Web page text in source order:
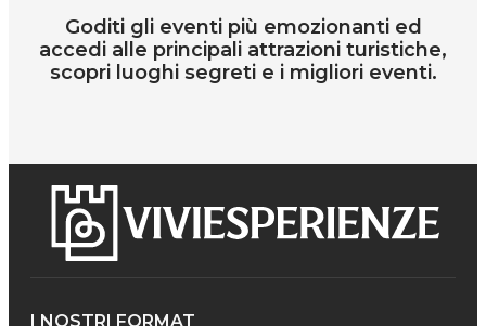
Goditi gli eventi più emozionanti ed
accedi alle principali attrazioni turistiche,
scopri luoghi segreti e i migliori eventi.
I NOSTRI FORMAT